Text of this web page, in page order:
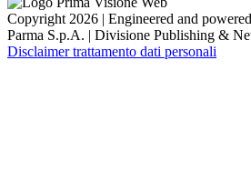
Copyright 2026 | Engineered and
Parma S.p.A. | Divisione Publishing &
Disclaimer trattamento dati personali